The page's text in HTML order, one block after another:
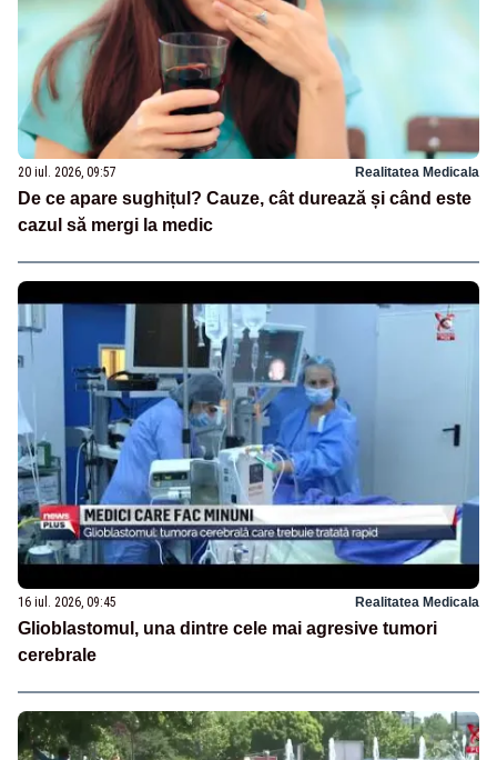
20 iul. 2026, 09:57 Realitatea Medicala
De ce apare sughițul? Cauze, cât durează și când este
cazul să mergi la medic
16 iul. 2026, 09:45 Realitatea Medicala
Glioblastomul, una dintre cele mai agresive tumori
cerebrale